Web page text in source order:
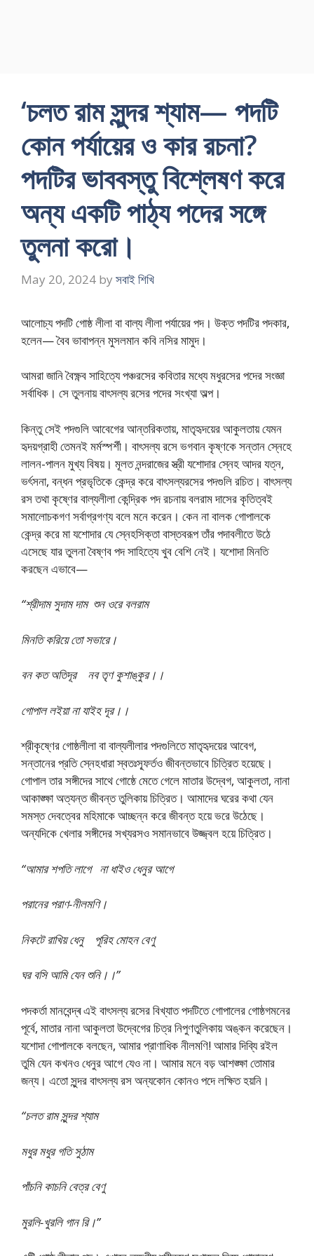
‘চলত রাম সুন্দর শ্যাম— পদটি
কোন পর্যায়ের ও কার রচনা?
পদটির ভাববস্তু বিশ্লেষণ করে
অন্য একটি পাঠ্য পদের সঙ্গে
তুলনা করো।
May 20, 2024 by সবাই শিখি
আলোচ্য পদটি গোষ্ঠ লীলা বা বাল্য লীলা পর্যায়ের পদ। উক্ত পদটির পদকার,
হলেন— বৈব ভাবাপন্ন মুসলমান কবি নসির মামুদ।
আমরা জানি বৈক্ষ্ণব সাহিত্যে পঞ্চরসের কবিতার মধ্যে মধুরসের পদের সংজ্ঞা
সর্বাধিক। সে তুলনায় বাৎসল্য রসের পদের সংখ্যা অল্প।
কিন্তু সেই পদগুলি আবেগের আন্তরিকতায়, মাতৃহৃদয়ের আকুলতায় যেমন
হৃদয়গ্রাহী তেমনই মর্মস্পর্শী। বাৎসল্য রসে ভগবান কৃষ্ণকে সন্তান স্নেহে
লালন-পালন মুখ্য বিষয়। মূলত নন্দরাজের স্ত্রী যশোদার স্নেহ আদর যত্ন,
ভর্ৎসনা, বন্ধন প্রভৃতিকে কেন্দ্র করে বাৎসল্যরসের পদগুলি রচিত। বাৎসল্য
রস তথা কৃষ্ণের বাল্যলীলা কেন্দ্রিক পদ রচনায় বলরাম দাসের কৃতিত্বই
সমালোচকগণ সর্বাগ্রগণ্য বলে মনে করেন। কেন না বালক গোপালকে
কেন্দ্র করে মা যশোদার যে স্নেহসিক্তা বাস্তবরূপ তাঁর পদাবলীতে উঠে
এসেছে যার তুলনা বৈষ্ণব পদ সাহিত্যে খুব বেশি নেই। যশোদা মিনতি
করছেন এভাবে—
“শ্রীদাম সুদাম দাম শুন ওরে বলরাম
মিনতি করিয়ে তো সভারে।
বন কত অতিদূর নব তৃণ কুশাঙ্কুর।।
গোপাল লইয়া না যাইহ দূর।।
শ্রীকৃষ্ণের গোষ্ঠলীলা বা বাল্যলীলার পদগুলিতে মাতৃহৃদয়ের আবেগ,
সন্তানের প্রতি স্নেহধারা স্বতঃস্ফূর্তও জীবন্তভাবে চিত্রিত হয়েছে।
গোপাল তার সঙ্গীদের সাথে গোষ্ঠে মেতে গেলে মাতার উদ্বেগ, আকুলতা, নানা
আকাঙ্ক্ষা অত্যন্ত জীবন্ত তুলিকায় চিত্রিত। আমাদের ঘরের কথা যেন
সমস্ত দেবত্বের মহিমাকে আচ্ছন্ন করে জীবন্ত হয়ে ভরে উঠেছে।
অন্যদিকে খেলার সঙ্গীদের সখ্যরসও সমানভাবে উজ্জ্বল হয়ে চিত্রিত।
“আমার শপতি লাগে না ধাইও ধেনুর আগে
পরানের পরাণ-নীলমণি।
নিকটে রাখিয় ধেনু পূরিহ মোহন বেণু
ঘর বসি আমি যেন শুনি।।”
পদকর্তা মানবেন্দ্ৰ এই বাৎসল্য রসের বিখ্যাত পদটিতে গোপালের গোষ্ঠগমনের
পূর্বে, মাতার নানা আকুলতা উদ্বেগের চিত্র নিপুণতুলিকায় অঙ্কন করেছেন।
যশোদা গোপালকে বলছেন, আমার প্রাণাধিক নীলমণি! আমার দিব্যি রইল
তুমি যেন কখনও ধেনুর আগে যেও না। আমার মনে বড় আশঙ্ক্ষা তোমার
জন্য। এতো সুন্দর বাৎসল্য রস অন্যকোন কোনও পদে লক্ষিত হয়নি।
“চলত রাম সুন্দর শ্যাম
মধুর মধুর গতি সুঠাম
পাঁচনি কাচনি বেত্র বেণু
মুরলি-খুরলি গান রি।”